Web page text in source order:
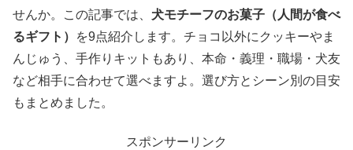
せんか。この記事では、 犬モチーフのお菓子（人間が食べ
るギフト）
を9点紹介します。チョコ以外にクッキーやま
んじゅう、手作りキットもあり、本命・義理・職場・犬友
など相手に合わせて選べますよ。選び方とシーン別の目安
もまとめました。
スポンサーリンク